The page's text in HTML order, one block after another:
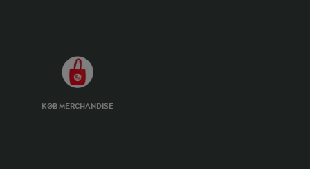
KØB MERCHANDISE